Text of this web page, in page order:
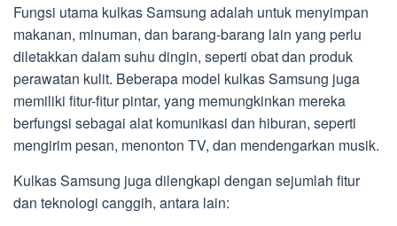
Fungsi utama kulkas Samsung adalah untuk menyimpan
makanan, minuman, dan barang-barang lain yang perlu
diletakkan dalam suhu dingin, seperti obat dan produk
perawatan kulit. Beberapa model kulkas Samsung juga
memiliki fitur-fitur pintar, yang memungkinkan mereka
berfungsi sebagai alat komunikasi dan hiburan, seperti
mengirim pesan, menonton TV, dan mendengarkan musik.
Kulkas Samsung juga dilengkapi dengan sejumlah fitur
dan teknologi canggih, antara lain: